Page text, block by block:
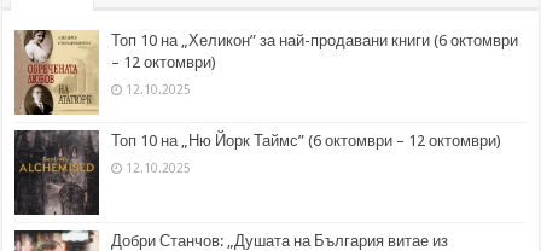
Топ 10 на „Хеликон” за най-продавани книги (6 октомври
– 12 октомври)
12.10.2025
Топ 10 на „Ню Йорк Таймс” (6 октомври – 12 октомври)
12.10.2025
Добри Станчов: „Душата на България витае из